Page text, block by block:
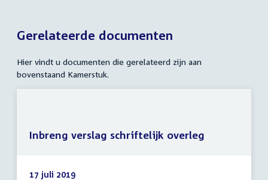
Gerelateerde documenten
Hier vindt u documenten die gerelateerd zijn aan
bovenstaand Kamerstuk.
17 juli 2019
Inbreng verslag schriftelijk overleg